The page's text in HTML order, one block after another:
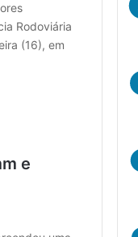
Rodoviária
(16), em
e